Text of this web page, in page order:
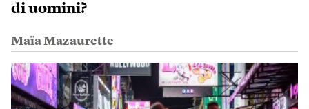
di uomini?
Maïa Mazaurette